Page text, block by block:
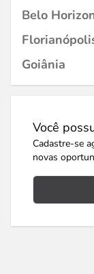
Belo
Goiânia
Você
Cadastre-se
novas